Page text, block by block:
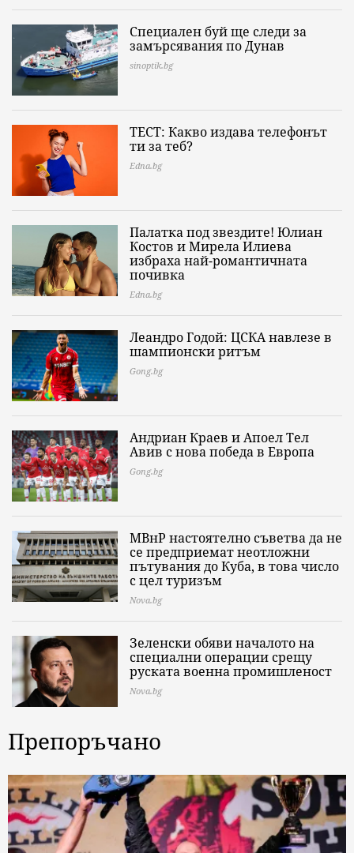
Специален буй ще следи за
замърсявания по Дунав
sinoptik.bg
ТЕСТ: Какво издава телефонът
ти за теб?
Edna.bg
Палатка под звездите! Юлиан
Костов и Мирела Илиева
избраха най-романтичната
почивка
Edna.bg
Леандро Годой: ЦСКА навлезе в
шампионски ритъм
Gong.bg
Андриан Краев и Апоел Тел
Авив с нова победа в Европа
Gong.bg
МВнР настоятелно съветва да не
се предприемат неотложни
пътувания до Куба, в това число
с цел туризъм
Nova.bg
Зеленски обяви началото на
специални операции срещу
руската военна промишленост
Nova.bg
Препоръчано